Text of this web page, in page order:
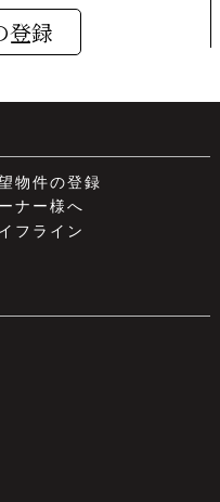
登録
物件の登録
ナー様へ
フライン